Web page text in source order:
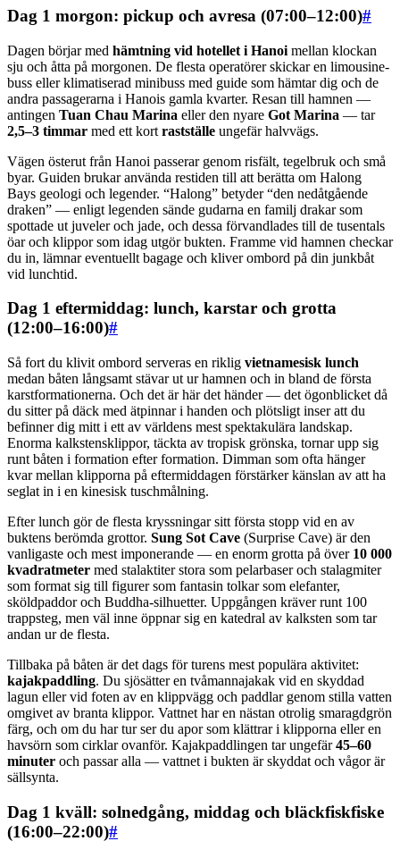
Dag 1 morgon: pickup och avresa (07:00–12:00)#
Dagen börjar med hämtning vid hotellet i Hanoi mellan klockan
sju och åtta på morgonen. De flesta operatörer skickar en limousine-
buss eller klimatiserad minibuss med guide som hämtar dig och de
andra passagerarna i Hanois gamla kvarter. Resan till hamnen —
antingen Tuan Chau Marina eller den nyare Got Marina — tar
2,5–3 timmar med ett kort rastställe ungefär halvvägs.
Vägen österut från Hanoi passerar genom risfält, tegelbruk och små
byar. Guiden brukar använda restiden till att berätta om Halong
Bays geologi och legender. “Halong” betyder “den nedåtgående
draken” — enligt legenden sände gudarna en familj drakar som
spottade ut juveler och jade, och dessa förvandlades till de tusentals
öar och klippor som idag utgör bukten. Framme vid hamnen checkar
du in, lämnar eventuellt bagage och kliver ombord på din junkbåt
vid lunchtid.
Dag 1 eftermiddag: lunch, karstar och grotta
(12:00–16:00)#
Så fort du klivit ombord serveras en riklig vietnamesisk lunch
medan båten långsamt stävar ut ur hamnen och in bland de första
karstformationerna. Och det är här det händer — det ögonblicket då
du sitter på däck med ätpinnar i handen och plötsligt inser att du
befinner dig mitt i ett av världens mest spektakulära landskap.
Enorma kalkstensklippor, täckta av tropisk grönska, tornar upp sig
runt båten i formation efter formation. Dimman som ofta hänger
kvar mellan klipporna på eftermiddagen förstärker känslan av att ha
seglat in i en kinesisk tuschmålning.
Efter lunch gör de flesta kryssningar sitt första stopp vid en av
buktens berömda grottor. Sung Sot Cave (Surprise Cave) är den
vanligaste och mest imponerande — en enorm grotta på över 10 000
kvadratmeter med stalaktiter stora som pelarbaser och stalagmiter
som format sig till figurer som fantasin tolkar som elefanter,
sköldpaddor och Buddha-silhuetter. Uppgången kräver runt 100
trappsteg, men väl inne öppnar sig en katedral av kalksten som tar
andan ur de flesta.
Tillbaka på båten är det dags för turens mest populära aktivitet:
kajakpaddling. Du sjösätter en tvåmannajakak vid en skyddad
lagun eller vid foten av en klippvägg och paddlar genom stilla vatten
omgivet av branta klippor. Vattnet har en nästan otrolig smaragdgrön
färg, och om du har tur ser du apor som klättrar i klipporna eller en
havsörn som cirklar ovanför. Kajakpaddlingen tar ungefär45–60
minuter och passar alla — vattnet i bukten är skyddat och vågor är
sällsynta.
Dag 1 kväll: solnedgång, middag och bläckfiskfiske
(16:00–22:00)#